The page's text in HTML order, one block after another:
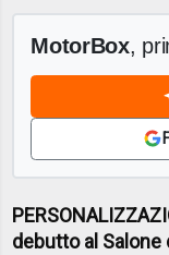
MotorBox,
debutto al Salone